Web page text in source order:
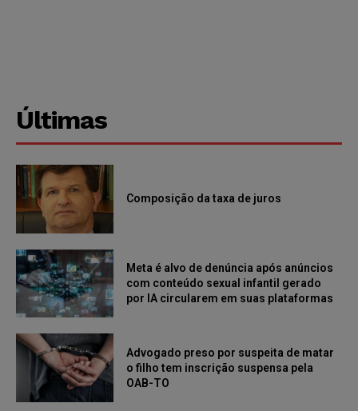
Últimas
Composição da taxa de juros
Meta é alvo de denúncia após anúncios
com conteúdo sexual infantil gerado
por IA circularem em suas plataformas
Advogado preso por suspeita de matar
o filho tem inscrição suspensa pela
OAB-TO